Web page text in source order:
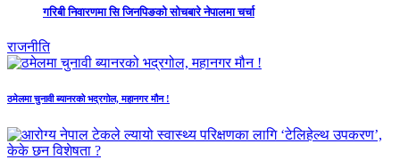
गरिबी निवारणमा सि जिनपिङको सोचबारे नेपालमा चर्चा
राजनीति
ठमेलमा चुनावी ब्यानरको भद्रगोल, महानगर मौन !